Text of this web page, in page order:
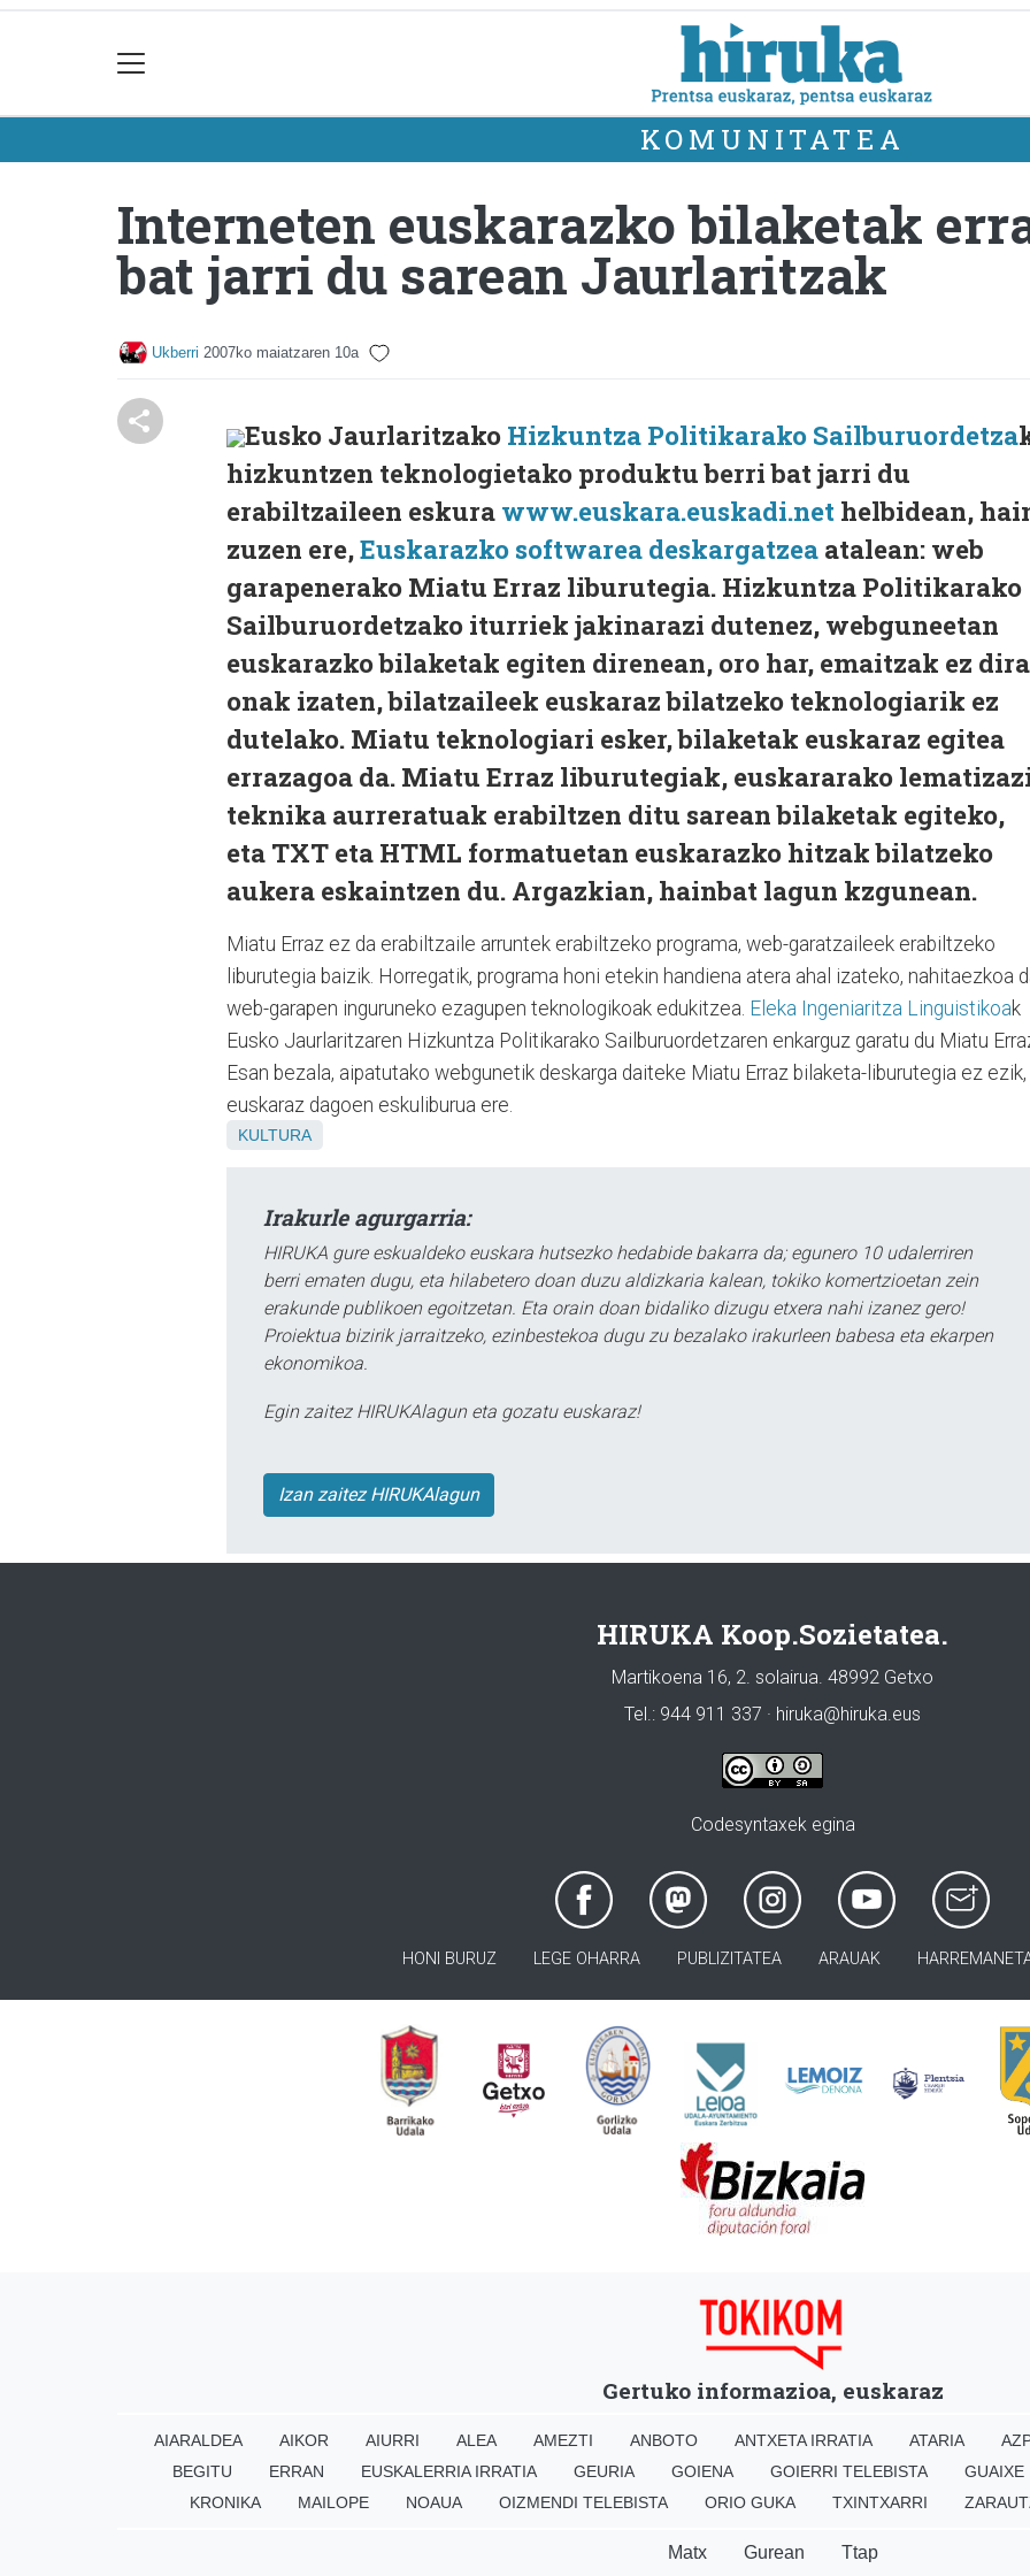
KOMUNITATEA
Interneten euskarazko bilaketak
bat jarri du sarean Jaurlaritzak
Ukberri 2007ko maiatzaren 10a
Eusko Jaurlaritzako Hizkuntza Politikarako Sailburuordetza
hizkuntzen teknologietako produktu berri bat jarri du
erabiltzaileen eskura www.euskara.euskadi.net helbidean,
zuzen ere,Euskarazko softwarea deskargatzea atalean: web
garapenerako Miatu Erraz liburutegia. Hizkuntza Politikarako
Sailburuordetzako iturriek jakinarazi dutenez, webguneetan
euskarazko bilaketak egiten direnean, oro har, emaitzak ez dira
onak izaten, bilatzaileek euskaraz bilatzeko teknologiarik ez
dutelako. Miatu teknologiari esker, bilaketak euskaraz egitea
errazagoa da. Miatu Erraz liburutegiak, euskararako
teknika aurreratuak erabiltzen ditu sarean bilaketak egiteko,
eta TXT eta HTML formatuetan euskarazko hitzak bilatzeko
aukera eskaintzen du. Argazkian, hainbat lagun kzgunean.
Miatu Erraz ez da erabiltzaile arruntek erabiltzeko programa, web-garatzaileek erabiltzeko
liburutegia baizik. Horregatik, programa honi etekin handiena atera ahal izateko, nahitaezkoa
web-garapen inguruneko ezagupen teknologikoak edukitzea. Eleka Ingeniaritza Linguistikoak
Eusko Jaurlaritzaren Hizkuntza Politikarako Sailburuordetzaren enkarguz garatu du Miatu
Esan bezala, aipatutako webgunetik deskarga daiteke Miatu Erraz bilaketa-liburutegia ez ezik,
euskaraz dagoen eskuliburua ere.
KULTURA
Irakurle agurgarria:
HIRUKA gure eskualdeko euskara hutsezko hedabide bakarra da; egunero 10 udalerriren
berri ematen dugu, eta hilabetero doan duzu aldizkaria kalean, tokiko komertzioetan zein
erakunde publikoen egoitzetan. Eta orain doan bidaliko dizugu etxera nahi izanez gero!
Proiektua bizirik jarraitzeko, ezinbestekoa dugu zu bezalako irakurleen babesa eta ekarpen
ekonomikoa.
Egin zaitez HIRUKAlagun eta gozatu euskaraz!
Izan zaitez HIRUKAlagun
HIRUKA Koop.Sozietatea.
Martikoena 16, 2. solairua. 48992 Getxo
Tel.: 944 911 337 · hiruka@hiruka.eus
Codesyntaxek egina
HONI BURUZ LEGE OHARRA PUBLIZITATEA ARAUAK
Gertuko informazioa, euskaraz
AIARALDEA AIKOR AIURRI ALEA AMEZTI ANBOTO ANTXETA IRRATIA ATARIA
BEGITU
ERRAN EUSKALERRIA IRRATIA GEURIA GOIENA GOIERRI TELEBISTA GUAIXE
KRONIKA
MAILOPE NOAUA OIZMENDI TELEBISTA ORIO GUKA TXINTXARRI
Matx Gurean Ttap